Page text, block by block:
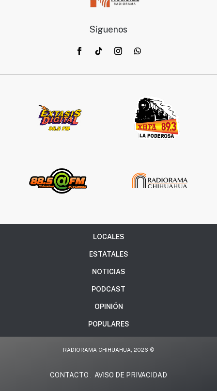
Síguenos
LOCALES
ESTATALES
NOTICIAS
PODCAST
OPINIÓN
POPULARES
RADIORAMA CHIHUAHUA, 2026 ©
CONTACTO AVISO DE PRIVACIDAD